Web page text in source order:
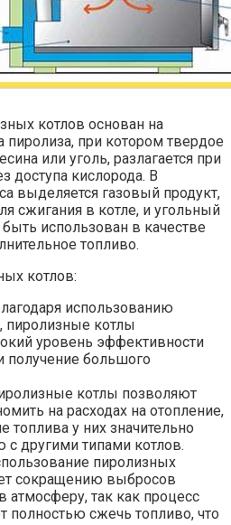
котлов основан на
пиролиза, при котором твердое
или уголь, разлагается при
доступа кислорода. В
выделяется газовый продукт,
сжигания в котле, и угольный
использован в качестве
топливо.
котлов:
использованию
пиролизные котлы
уровень эффективности
получение большого
котлы позволяют
на расходах на отопление,
топлива у них значительно
другими типами котлов.
пиролизных
сокращению выбросов
так как процесс
полностью сжечь топливо, что